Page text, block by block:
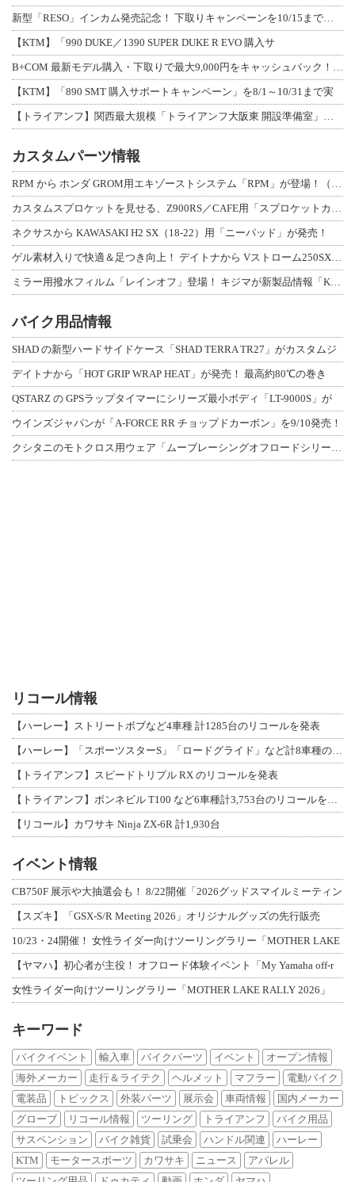
新型「RESO」インカム発売記念！ 下取りキャンペーンを10/15まで延長して開
【KTM】「990 DUKE／1390 SUPER DUKE R EVO 購入サ
B+COM 最新モデル購入・下取りで最大9,000円をキャッシュバック！「B+F
【KTM】「890 SMT 購入サポートキャンペーン」を8/1～10/31まで実
【トライアンフ】関西最大規模「トライアンフ大阪東 開設準備室」がオープン！ 限定
カスタムパーツ情報
RPM から ホンダ GROM用エキゾーストシステム「RPM」が登場！（動画あり
カスタムスプロケットを見せる、Z900RS／CAFE用「スプロケットカバーフルキ
ネクサスから KAWASAKI H2 SX（18-22）用「ニーパッド」が発売！
ゲル素材入りで快適＆足つき向上！ デイトナから Vストローム250SX用「快適ロ
ミラー用撥水フィルム「レインオフ」登場！ キジマが新製品情報「KIJIMA NE
バイク用品情報
SHAD の新型ハードサイドケース「SHAD TERRA TR27」がカスタムジ
デイトナから「HOT GRIP WRAP HEAT」が発売！ 最高約80℃の巻き
QSTARZ の GPSラップタイマーにシリーズ最小ボディ「LT-9000S」が
ウインズジャパンが「A-FORCE RR チョップドカーボン」を9/10発売！
クシタニのモトクロス用ウェア「ムーブレーシングオフロードシリーズ」3アイテムが登
リコール情報
【ハーレー】ストリートボブなど4車種 計1285台のリコールを発表
【ハーレー】「スポーツスターS」「ロードグライド」など計8車種のリコールを発表
【トライアンフ】スピードトリプル RX のリコールを発表
【トライアンフ】ボンネビル T100 など6車種計3,753台のリコールを発表
【リコール】カワサキ Ninja ZX-6R 計1,930台
イベント情報
CB750F 展示や大抽選会も！ 8/22開催「2026グッドスマイルミーティン
【スズキ】「GSX-S/R Meeting 2026」オリジナルグッズの先行販売
10/23・24開催！ 女性ライダー向けツーリングラリー「MOTHER LAKE
【ヤマハ】初心者が主役！ オフロード体験イベント「My Yamaha off-r
女性ライダー向けツーリングラリー「MOTHER LAKE RALLY 2026」
キーワード
バイクイベント 輸入車 バイクパーツ イベント
オープン情報
海外メーカー
走行＆ライテク ヘルメット マフラー
電動バイク
電装品
トピックス 外装パーツ 展示会 車両情報
国内メーカー
グローブ
リコール情報 ツーリング トライアンフ
バイク用品
サスペンション
バイク雑貨 試乗会 ハンドル関連
ハーレー
KTM
モータースポーツ カワサキ ニュース
アパレル